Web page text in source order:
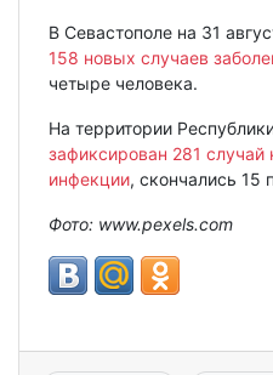
В Севастополе на 31
158 новых случаев
четыре человека.
На территории
зафиксирован 281 случай
инфекции, скончались 15
Фото: www.pexels.com